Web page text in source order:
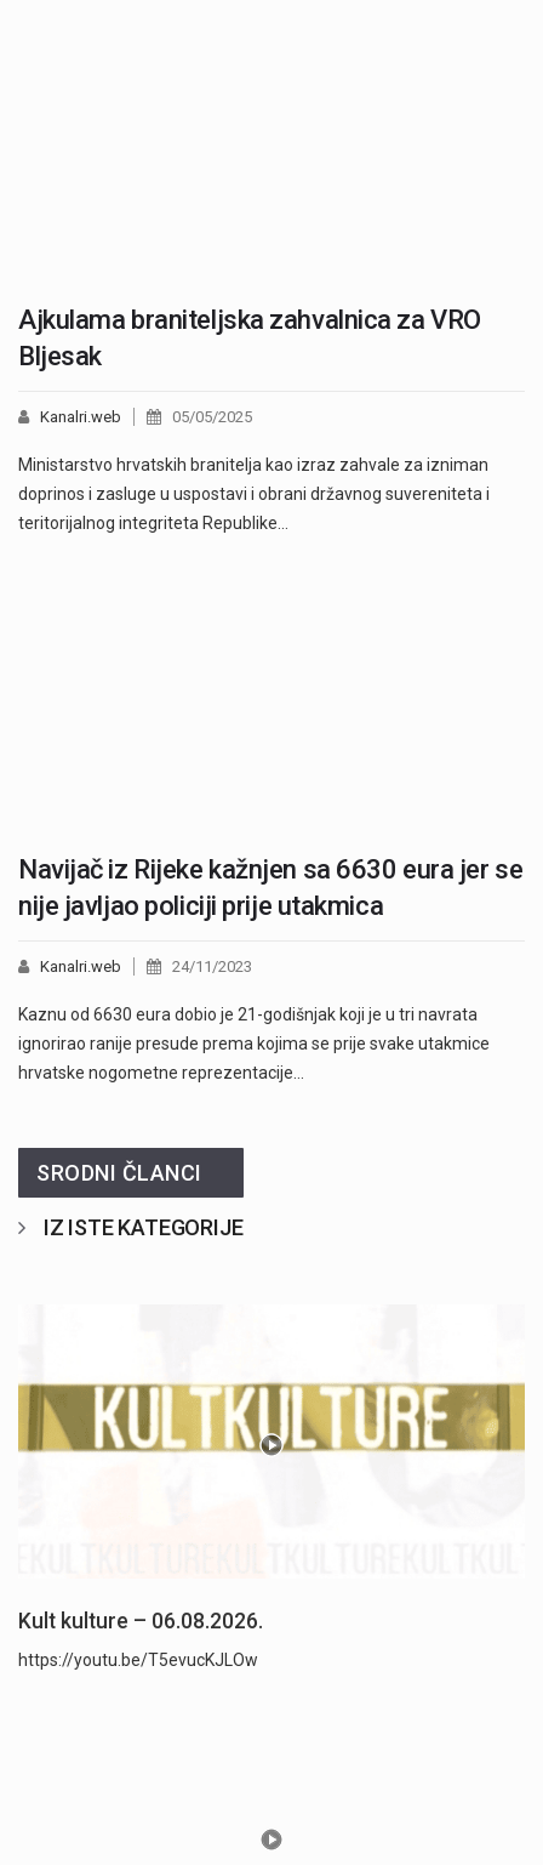
Ajkulama braniteljska zahvalnica za VRO
Bljesak
Kanalri.web 05/05/2025
Ministarstvo hrvatskih branitelja kao izraz zahvale za izniman
doprinos i zasluge u uspostavi i obrani državnog suvereniteta i
teritorijalnog integriteta Republike…
Navijač iz Rijeke kažnjen sa 6630 eura jer se
nije javljao policiji prije utakmica
Kanalri.web 24/11/2023
Kaznu od 6630 eura dobio je 21-godišnjak koji je u tri navrata
ignorirao ranije presude prema kojima se prije svake utakmice
hrvatske nogometne reprezentacije…
SRODNI ČLANCI
IZ ISTE KATEGORIJE
Kult kulture – 06.08.2026.
https://youtu.be/T5evucKJLOw